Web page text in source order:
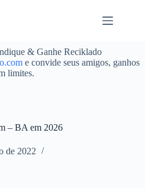
& Ganhe Reciklado
e convide seus amigos, ganhos
limites.
– BA em 2026
de 2022